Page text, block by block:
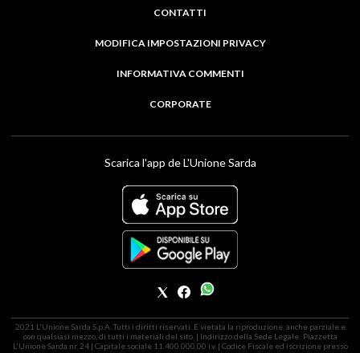
CONTATTI
MODIFICA IMPOSTAZIONI PRIVACY
INFORMATIVA COMMENTI
CORPORATE
Scarica l'app de L'Unione Sarda
2021 L'Unione Sarda S.p.A. Tutti i diritti riservati. É vietata la riproduzione, anche parziale e
con qualsiasi mezzo, di tutti i materiali del sito. | Indirizzo della Sede Legale: Piazzetta
L'Unione Sarda nr. 24 | Capitale sociale 11.400.000,00 i.v. | Codice Fiscale ed iscrizione presso